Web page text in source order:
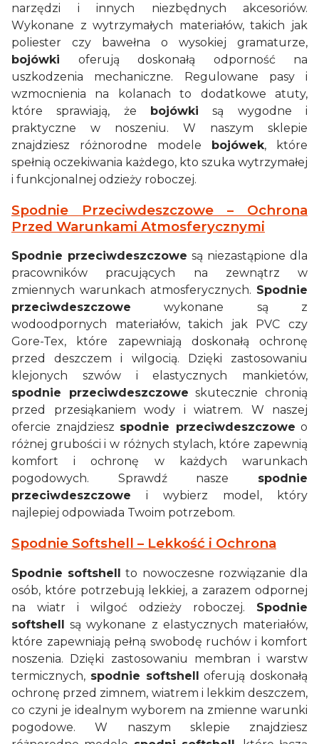
narzędzi i innych niezbędnych akcesoriów.
Wykonane z wytrzymałych materiałów, takich jak
poliester czy bawełna o wysokiej gramaturze,
bojówki oferują doskonałą odporność na
uszkodzenia mechaniczne. Regulowane pasy i
wzmocnienia na kolanach to dodatkowe atuty,
które sprawiają, że bojówki są wygodne i
praktyczne w noszeniu. W naszym sklepie
znajdziesz różnorodne modele bojówek, które
spełnią oczekiwania każdego, kto szuka wytrzymałej
i funkcjonalnej odzieży roboczej.
Spodnie Przeciwdeszczowe – Ochrona
Przed Warunkami Atmosferycznymi
Spodnie przeciwdeszczowe są niezastąpione dla
pracowników pracujących na zewnątrz w
zmiennych warunkach atmosferycznych. Spodnie
przeciwdeszczowe wykonane są z
wodoodpornych materiałów, takich jak PVC czy
Gore-Tex, które zapewniają doskonałą ochronę
przed deszczem i wilgocią. Dzięki zastosowaniu
klejonych szwów i elastycznych mankietów,
spodnie przeciwdeszczowe skutecznie chronią
przed przesiąkaniem wody i wiatrem. W naszej
ofercie znajdziesz spodnie przeciwdeszczowe o
różnej grubości i w różnych stylach, które zapewnią
komfort i ochronę w każdych warunkach
pogodowych. Sprawdź nasze spodnie
przeciwdeszczowe i wybierz model, który
najlepiej odpowiada Twoim potrzebom.
Spodnie Softshell – Lekkość i Ochrona
Spodnie softshell to nowoczesne rozwiązanie dla
osób, które potrzebują lekkiej, a zarazem odpornej
na wiatr i wilgoć odzieży roboczej. Spodnie
softshell są wykonane z elastycznych materiałów,
które zapewniają pełną swobodę ruchów i komfort
noszenia. Dzięki zastosowaniu membran i warstw
termicznych, spodnie softshell oferują doskonałą
ochronę przed zimnem, wiatrem i lekkim deszczem,
co czyni je idealnym wyborem na zmienne warunki
pogodowe. W naszym sklepie znajdziesz